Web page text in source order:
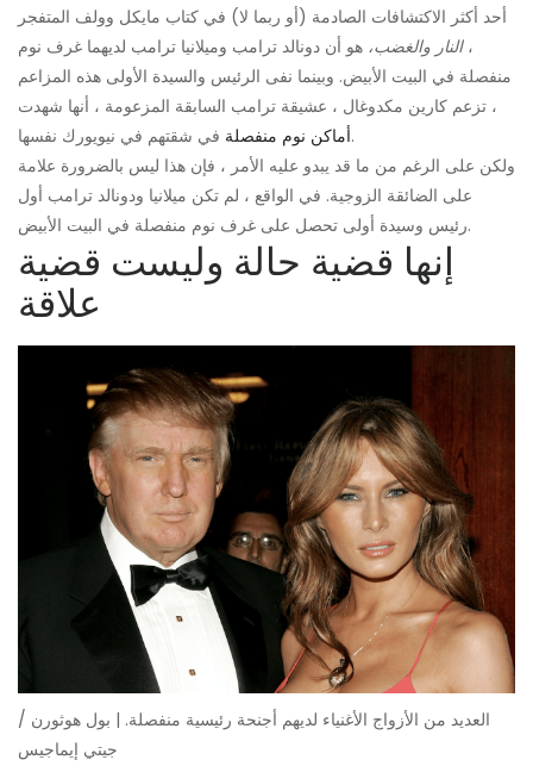
أحد أكثر الاكتشافات الصادمة (أو ربما لا) في كتاب مايكل وولف المتفجر
،النار والغضب، هو أن دونالد ترامب وميلانيا ترامب لديهما غرف نوم
منفصلة في البيت الأبيض. وبينما نفى الرئيس والسيدة الأولى هذه المزاعم
، تزعم كارين مكدوغال ، عشيقة ترامب السابقة المزعومة ، أنها شهدت
أماكن نوم منفصلةفي شقتهم في نيويورك نفسها.
ولكن على الرغم من ما قد يبدو عليه الأمر ، فإن هذا ليس بالضرورة علامة
على الضائقة الزوجية. في الواقع ، لم تكن ميلانيا ودونالد ترامب أول
رئيس وسيدة أولى تحصل على غرف نوم منفصلة في البيت الأبيض.
إنها قضية حالة وليست قضية
علاقة
العديد من الأزواج الأغنياء لديهم أجنحة رئيسية منفصلة. | بول هوثورن /
جيتي إيماجيس